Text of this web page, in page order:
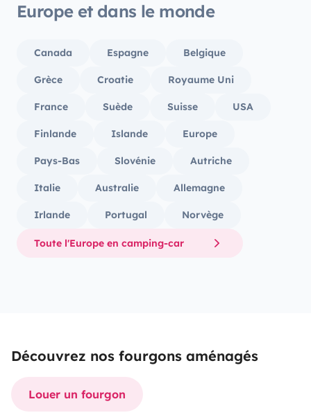
Europe et dans le monde
Canada Espagne Belgique
Grèce Croatie Royaume Uni
France Suède Suisse USA
Finlande Islande Europe
Pays-Bas Slovénie Autriche
Italie Australie Allemagne
Irlande Portugal Norvège
Toute l'Europe en camping-car
Découvrez nos fourgons aménagés
Louer un fourgon